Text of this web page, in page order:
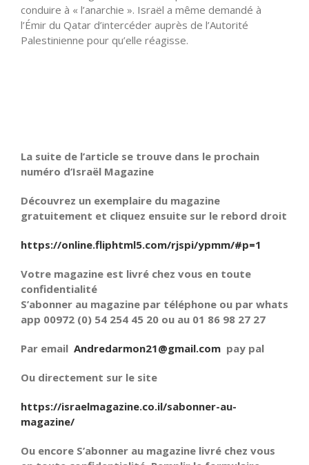
conduire à « l’anarchie ». Israël a même demandé à
l’Émir du Qatar d’intercéder auprès de l’Autorité
Palestinienne pour qu’elle réagisse.
La suite de l’article se trouve dans le prochain
numéro d’Israël Magazine
Découvrez un exemplaire du magazine
gratuitement et cliquez ensuite sur le rebord droit
https://online.fliphtml5.com/rjspi/ypmm/#p=1
Votre magazine est livré chez vous en toute
confidentialité
S’abonner au magazine par téléphone ou par whats
app 00972 (0) 54 254 45 20 ou au 01 86 98 27 27
Par email Andredarmon21@gmail.com pay pal
Ou directement sur le site
https://israelmagazine.co.il/sabonner-au-
magazine/
Ou encore S’abonner au magazine livré chez vous